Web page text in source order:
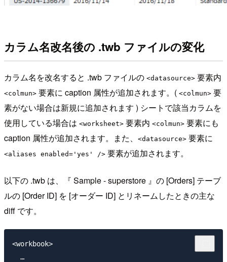
カラム名改名後の .twb ファイルの変化
カラム名を改名すると .twb ファイルの <datasource> 要素内
<colmun> 要素に caption 属性が追加されます。( <colmun> 要
素がない場合は新規に追加されます ) シートで該当カラムを
使用している場合は <worksheet> 要素内 <colmun> 要素にも
caption 属性が追加されます。また、
<datasource> 要素に
<aliases enabled='yes' /> 要素が追加されます。
以下の .twb は、『 Sample - superstore 』の [Orders] テーブ
ルの [Order ID] を [オーダー ID] とリネームしたときの主な
diff です。
<workbook>
  …